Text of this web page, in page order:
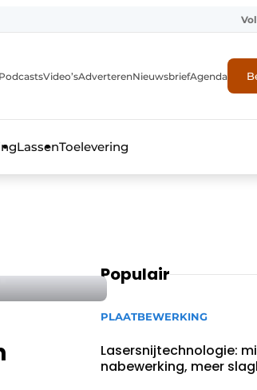
PodcastsVideo’sAdverterenNieuwsbriefAgenda
LassenToelevering
Populair
PLAATBEWERKING
Lasersnijtechnologie:
nabewerking, meer